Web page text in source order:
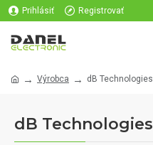
Prihlásiť Registrovať
Výrobca dB Technologies
dB Technologies